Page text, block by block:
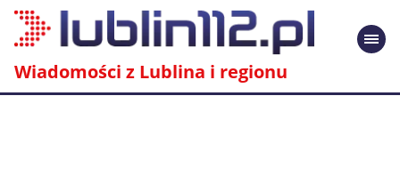
Wiadomości z Lublina i regionu